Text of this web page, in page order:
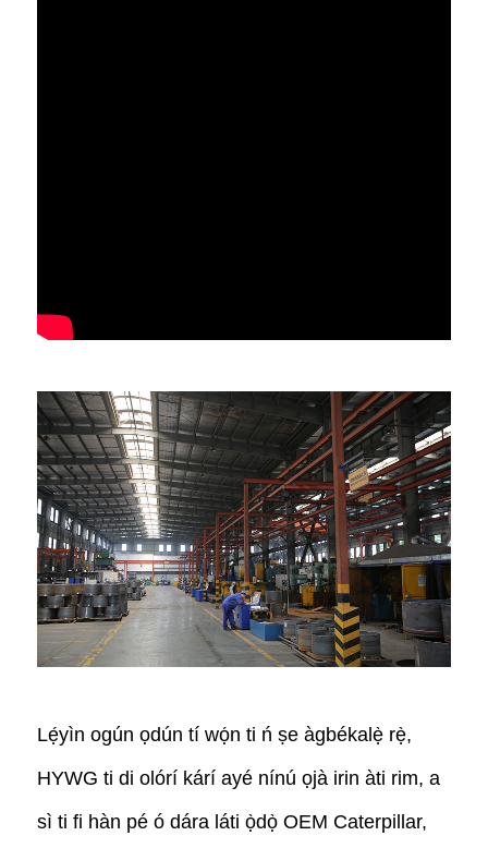
Lẹ́yìn ogún ọdún tí wọ́n ti ń ṣe àgbékalẹ̀ rẹ̀,
HYWG ti di olórí kárí ayé nínú ọjà irin àti rim, a
sì ti fi hàn pé ó dára láti ọ̀dọ̀ OEM Caterpillar,